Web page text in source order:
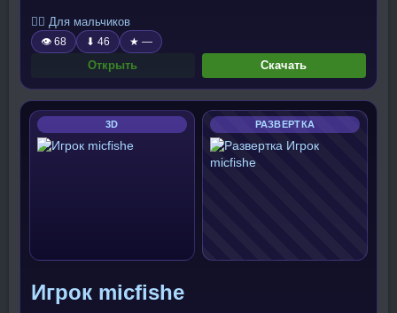
🧍‍♂️ Для мальчиков
👁 68 ⬇ 46 ★ —
Открыть Скачать
3D РАЗВЕРТКА
Игрок micfishe